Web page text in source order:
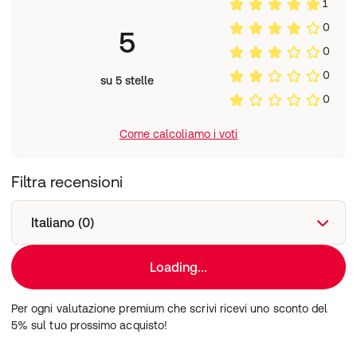
5
su 5 stelle
1
0
0
0
0
Come calcoliamo i voti
Filtra recensioni
Italiano (0)
Loading...
Per ogni valutazione premium che scrivi ricevi uno sconto del
5% sul tuo prossimo acquisto!